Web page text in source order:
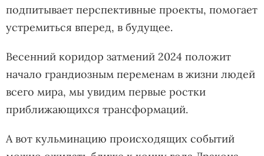
подпитывает перспективные проекты, помогает
устремиться вперед, в будущее.
Весенний коридор затмений 2024 положит
начало грандиозным переменам в жизни людей
всего мира, мы увидим первые ростки
приближающихся трансформаций.
А вот кульминацию происходящих событий